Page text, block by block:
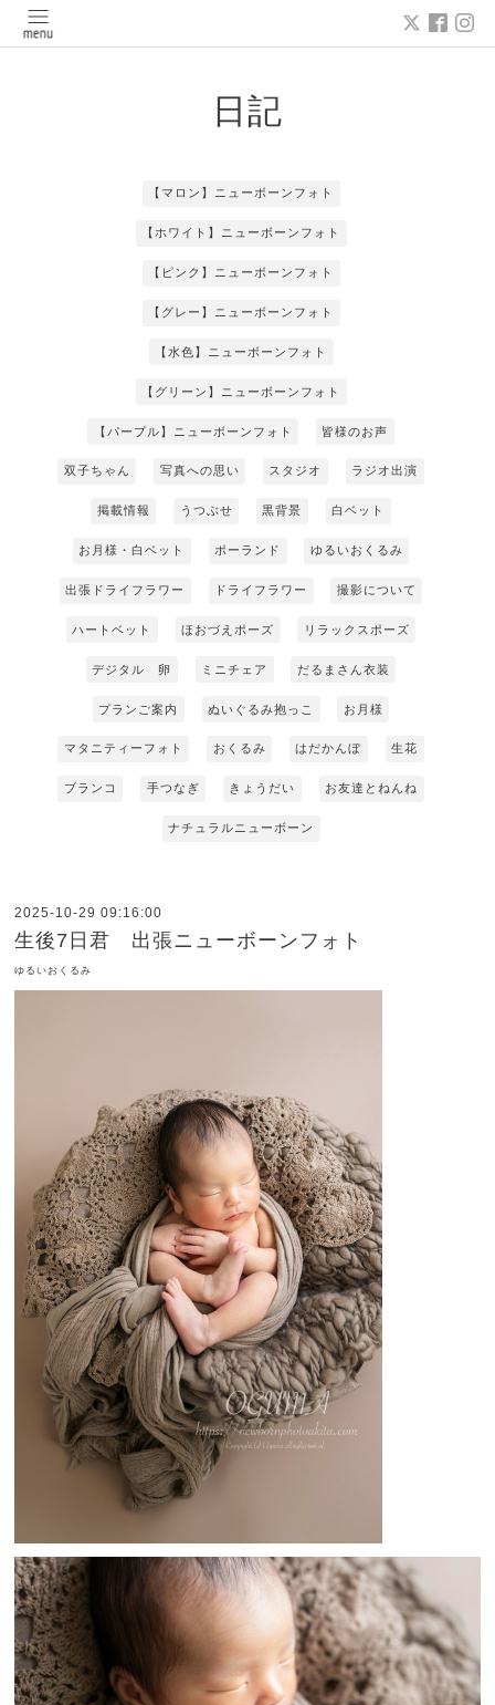
日記
【マロン】ニューボーンフォト
【ホワイト】ニューボーンフォト
【ピンク】ニューボーンフォト
【グレー】ニューボーンフォト
【水色】ニューボーンフォト
【グリーン】ニューボーンフォト
【パープル】ニューボーンフォト 皆様のお声
双子ちゃん 写真への思い スタジオ ラジオ出演
掲載情報 うつぶせ 黒背景 白ベット
お月様・白ベット ポーランド ゆるいおくるみ
出張ドライフラワー ドライフラワー 撮影について
ハートベット ほおづえポーズ リラックスポーズ
デジタル 卵 ミニチェア だるまさん衣装
プランご案内 ぬいぐるみ抱っこ お月様
マタニティーフォト おくるみ はだかんぼ 生花
ブランコ 手つなぎ きょうだい お友達とねんね
ナチュラルニューボーン
2025-10-29 09:16:00
生後7日君 出張ニューボーンフォト
ゆるいおくるみ